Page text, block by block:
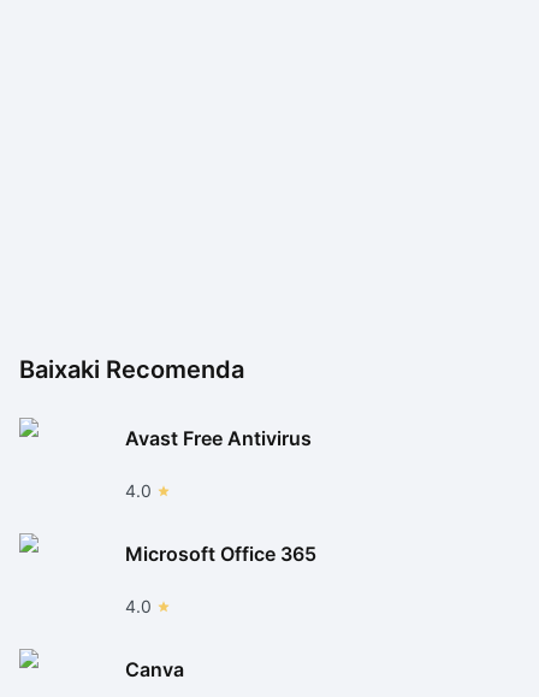
Baixaki Recomenda
Avast Free Antivirus
4.0
Microsoft Office 365
4.0
Canva